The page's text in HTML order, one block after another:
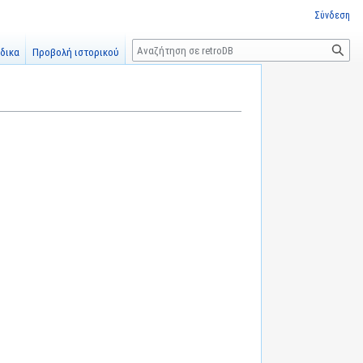
Σύνδεση
Προβολή ιστορικού
Αναζήτηση